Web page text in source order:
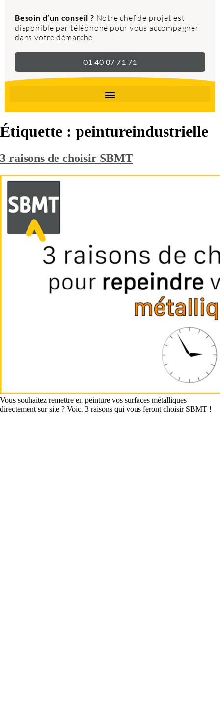
Besoin d’un conseil ? Notre chef de projet est
disponible par téléphone pour vous accompagner
dans votre démarche.
01 40 07 71 71
Étiquette : peintureindustrielle
3 raisons de choisir SBMT
Vous souhaitez remettre en peinture vos surfaces métalliques
directement sur site ? Voici 3 raisons qui vous feront choisir SBMT !